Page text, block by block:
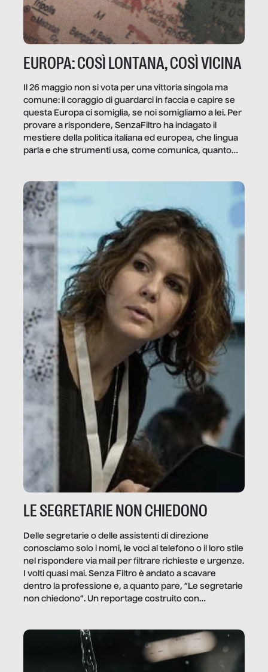
EUROPA: COSÌ LONTANA, COSÌ VICINA
Il 26 maggio non si vota per una vittoria singola ma
comune: il coraggio di guardarci in faccia e capire se
questa Europa ci somiglia, se noi somigliamo a lei. Per
provare a rispondere, SenzaFiltro ha indagato il
mestiere della politica italiana ed europea, che lingua
parla e che strumenti usa, come comunica, quanto
LE SEGRETARIE NON CHIEDONO
Delle segretarie o delle assistenti di direzione
conosciamo solo i nomi, le voci al telefono o il loro stile
nel rispondere via mail per filtrare richieste e urgenze.
I volti quasi mai. Senza Filtro è andato a scavare
dentro la professione e, a quanto pare, “Le segretarie
non chiedono”. Un reportage costruito con